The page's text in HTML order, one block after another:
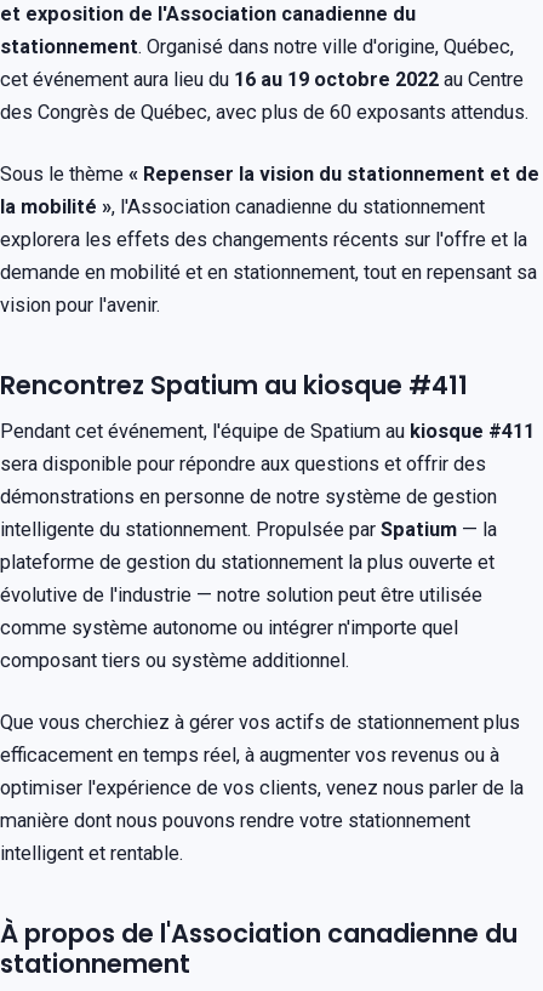
et exposition de l'Association canadienne du
stationnement. Organisé dans notre ville d'origine, Québec,
cet événement aura lieu du 16 au 19 octobre 2022 au Centre
des Congrès de Québec, avec plus de 60 exposants attendus.
Sous le thème « Repenser la vision du stationnement et de
la mobilité », l'Association canadienne du stationnement
explorera les effets des changements récents sur l'offre et la
demande en mobilité et en stationnement, tout en repensant sa
vision pour l'avenir.
Rencontrez Spatium au kiosque #411
Pendant cet événement, l'équipe de Spatium au kiosque #411
sera disponible pour répondre aux questions et offrir des
démonstrations en personne de notre système de gestion
intelligente du stationnement. Propulsée par Spatium — la
plateforme de gestion du stationnement la plus ouverte et
évolutive de l'industrie — notre solution peut être utilisée
comme système autonome ou intégrer n'importe quel
composant tiers ou système additionnel.
Que vous cherchiez à gérer vos actifs de stationnement plus
efficacement en temps réel, à augmenter vos revenus ou à
optimiser l'expérience de vos clients, venez nous parler de la
manière dont nous pouvons rendre votre stationnement
intelligent et rentable.
À propos de l'Association canadienne du
stationnement